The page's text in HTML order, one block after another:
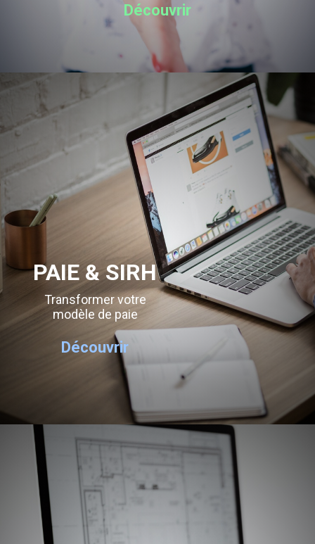
Découvrir
PAIE & SIRH
Transformer votre
modèle de paie
Découvrir